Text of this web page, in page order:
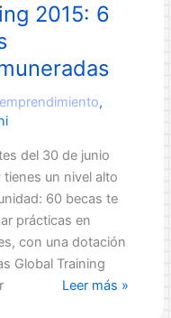
Intelligence
Ingenieros:
Prácticas
el
Extranjero
2015: 6
,
del 30 de junio
un nivel alto
60 becas te
prácticas en
con una dotación
Global Training
Becas
Leer más »